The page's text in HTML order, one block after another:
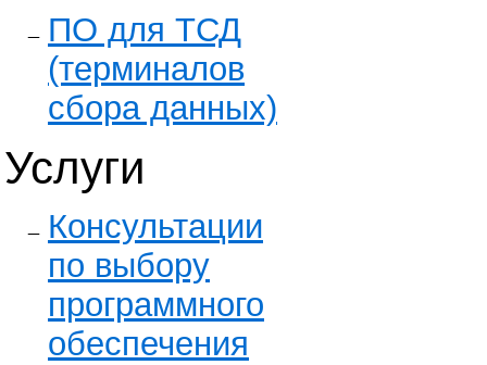
ПО для ТСД
(терминалов
сбора данных)
Услуги
Консультации
по выбору
программного
обеспечения